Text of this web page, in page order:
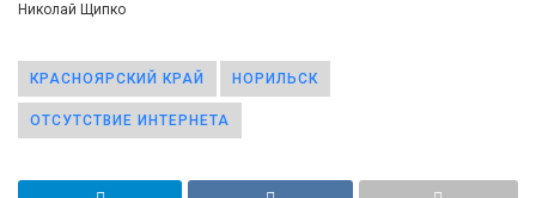
Николай Щипко
КРАСНОЯРСКИЙ КРАЙ НОРИЛЬСК
ОТСУТСТВИЕ ИНТЕРНЕТА